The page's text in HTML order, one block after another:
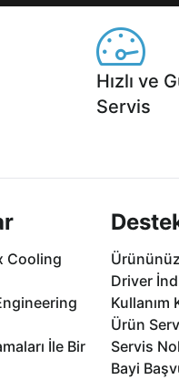
Hızlı ve
Servis
Cooling
İle Bir
Driver
Kullanım
Ürün
Servis
Bayi